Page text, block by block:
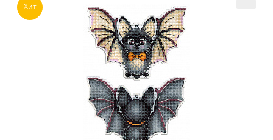
Хит